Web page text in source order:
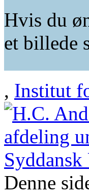
Hvis du
et billede
, Institut
Denne